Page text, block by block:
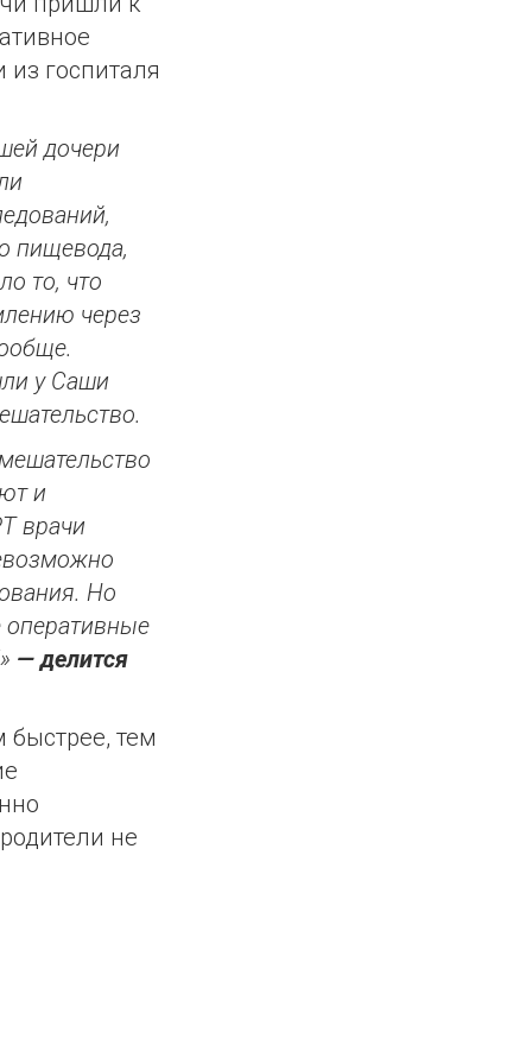
из госпиталя
дочери
пищевода,
то, что
через
у Саши
и
врачи
Но
оперативные
—делится
быстрее, тем
не